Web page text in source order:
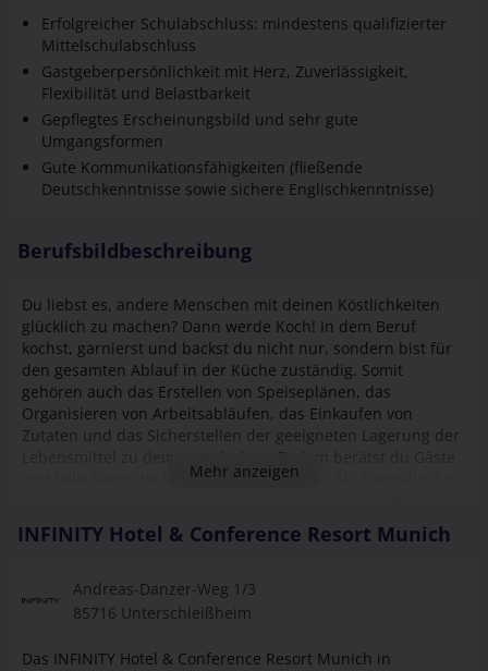
Erfolgreicher Schulabschluss: mindestens qualifizierter
Mittelschulabschluss
Gastgeberpersönlichkeit mit Herz, Zuverlässigkeit,
Flexibilität und Belastbarkeit
Gepflegtes Erscheinungsbild und sehr gute
Umgangsformen
Gute Kommunikationsfähigkeiten (fließende
Deutschkenntnisse sowie sichere Englischkenntnisse)
Berufsbildbeschreibung
Du liebst es, andere Menschen mit deinen Köstlichkeiten
glücklich zu machen? Dann werde Koch! In dem Beruf
kochst, garnierst und backst du nicht nur, sondern bist für
den gesamten Ablauf in der Küche zuständig. Somit
gehören auch das Erstellen von Speiseplänen, das
Organisieren von Arbeitsabläufen, das Einkaufen von
Zutaten und das Sicherstellen der geeigneten Lagerung der
und kalkulierst die Preise der Speisekarte. Als Spezialist für
Fertigstellung der Gerichte in der passenden Reihenfolge.
Als Koch zauberst du deinen Gästen ein unvergessliches
Mehr anzeigen
INFINITY Hotel & Conference Resort Munich
Andreas-Danzer-Weg 1/3
85716 Unterschleißheim
Das INFINITY Hotel & Conference Resort Munich in